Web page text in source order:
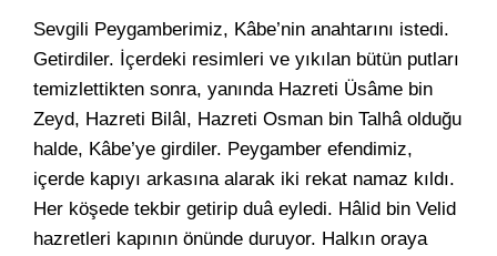
Sevgili Peygamberimiz, Kâbe’nin anahtarını istedi.
Getirdiler. İçerdeki resimleri ve yıkılan bütün putları
temizlettikten sonra, yanında Hazreti Üsâme bin
Zeyd, Hazreti Bilâl, Hazreti Osman bin Talhâ olduğu
halde, Kâbe’ye girdiler. Peygamber efendimiz,
içerde kapıyı arkasına alarak iki rekat namaz kıldı.
Her köşede tekbir getirip duâ eyledi. Hâlid bin Velid
hazretleri kapının önünde duruyor. Halkın oraya